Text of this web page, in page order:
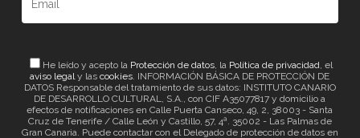
He leído y acepto la Protección de datos, la Política de privacidad, el
aviso legaly lascookies. INFORMACIÓN BÁSICA DE PROTECCIÓN DE
DATOS Responsable del tratamiento de sus datos: INSTITUTO CANARIO
DE DESARROLLO CULTURAL, S.A., con CIF A35077817 y domicilio a
efectos de notificaciones en Calle Puerta Canseco, 49, 2, 38003 - Santa
Cruz de Tenerife / Calle León y Castillo, 57, 4ª. 35002 - Las Palmas de
Gran Canaria. Puede contactar con el Delegado de protección de datos en